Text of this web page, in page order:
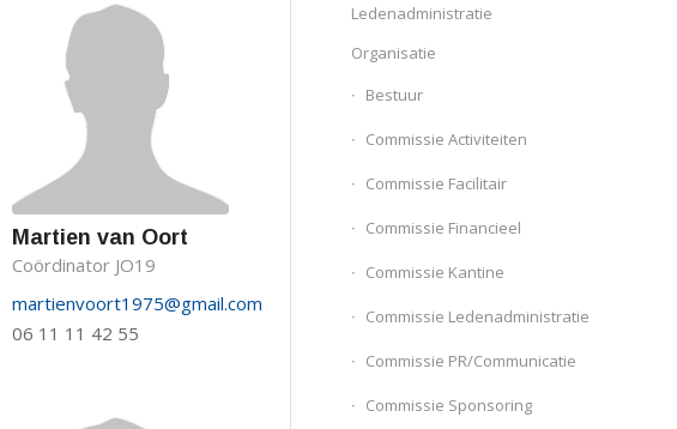
Martien van Oort
Coördinator JO19
martienvoort1975@gmail.com
06 11 11 42 55
Ledenadministratie
Organisatie
Bestuur
Commissie Activiteiten
Commissie Facilitair
Commissie Financieel
Commissie Kantine
Commissie Ledenadministratie
Commissie PR/Communicatie
Commissie Sponsoring